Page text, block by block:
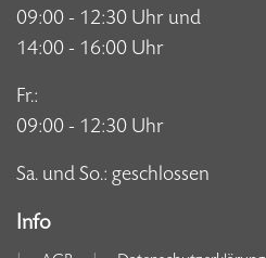
09:00 - 12:30 Uhr und
14:00 - 16:00 Uhr
Fr.:
09:00 - 12:30 Uhr
Sa. und So.: geschlossen
Info